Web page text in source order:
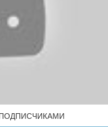
ПОДПИСЧИКАМИ